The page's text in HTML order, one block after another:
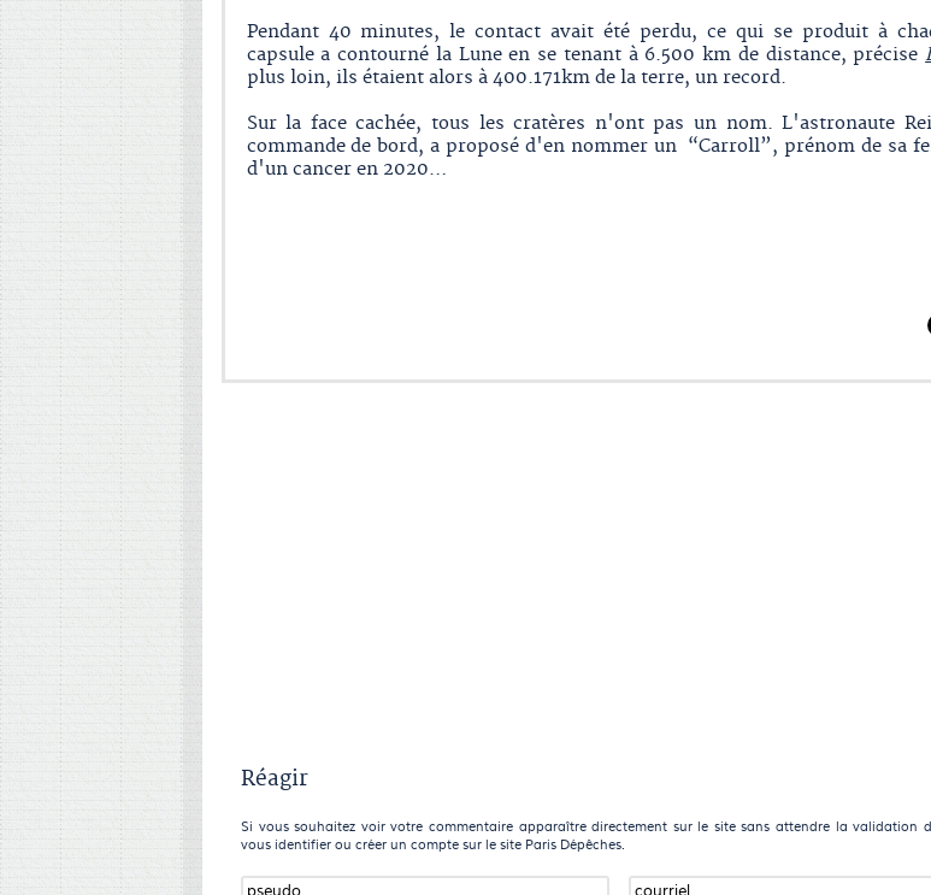
Pendant 40 minutes, le contact avait été perdu, ce qui se produit à
capsule a contourné la Lune en se tenant à 6.500 km de distance, précise
plus loin, ils étaient alors à 400.171km de la terre, un record.
Sur la face cachée, tous les cratères n'ont pas un nom. L'astronaute
commande de bord, a proposé d'en nommer un “Carroll”, prénom de sa
d'un cancer en 2020…
Réagir
Si vous souhaitez voir votre commentaire apparaître directement sur le site sans attendre la validation
vous identifier ou créer un compte sur le site Paris Dépêches.